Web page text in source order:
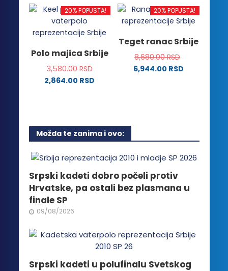
proizvoda.
proizvoda.
ima
više
varijanti.
mogu
biti
izabrane
više
varijanti.
mogu
biti
izabrane
20% POPUSTA!
Polo majica Srbije
3,580.00RSD
2,864.00 RSD
više
varijanti.
mogu
biti
izabrane
na
stranici
20% POPUSTA!
Teget ranac Srbije
8,680.00RSD
6,944.00 RSD
Možda te zanima i ovo:
Srpski kadeti dobro počeli protiv
Hrvatske, pa ostali bez plasmana u
finale SP
09/08/2026
Srpski kadeti u polufinalu Svetskog